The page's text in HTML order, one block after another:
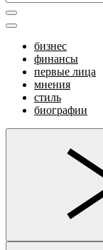
бизнес
финансы
первые лица
мнения
стиль
биографии